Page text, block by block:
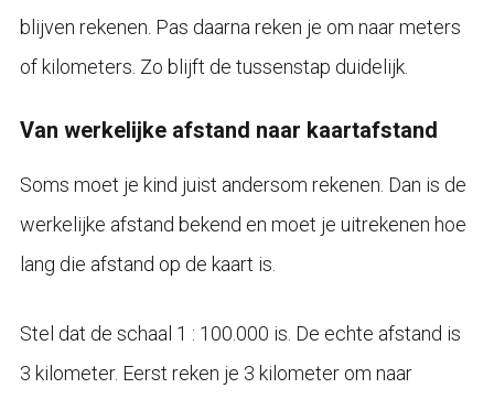
blijven rekenen. Pas daarna reken je om naar meters
of kilometers. Zo blijft de tussenstap duidelijk.
Van werkelijke afstand naar kaartafstand
Soms moet je kind juist andersom rekenen. Dan is de
werkelijke afstand bekend en moet je uitrekenen hoe
lang die afstand op de kaart is.
Stel dat de schaal 1 : 100.000 is. De echte afstand is
3 kilometer. Eerst reken je 3 kilometer om naar